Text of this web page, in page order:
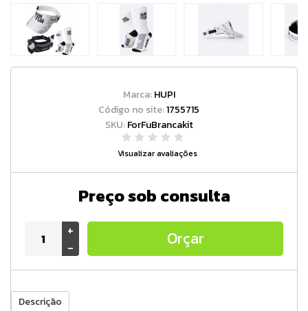
Marca:HUPI
Código no site:1755715
SKU:ForFuBrancakit
Visualizar avaliações
Preço sob consulta
+
-
Orçar
Descrição